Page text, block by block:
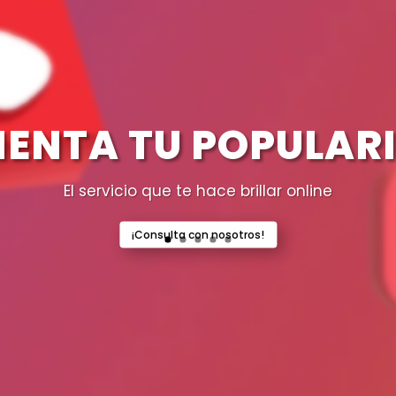
TU
El servicio que te hace brillar online
¡Consulta con nosotros!